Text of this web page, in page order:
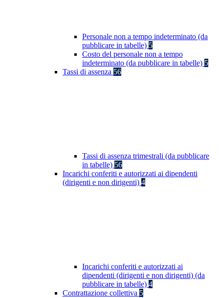
Personale non a tempo indeterminato (da
pubblicare in tabelle) 5
Costo del personale non a tempo
indeterminato (da pubblicare in tabelle) 5
Tassi di assenza 56
Tassi di assenza trimestrali (da pubblicare
in tabelle) 56
Incarichi conferiti e autorizzati ai dipendenti
(dirigenti e non dirigenti) 4
Incarichi conferiti e autorizzati ai
dipendenti (dirigenti e non dirigenti) (da
pubblicare in tabelle) 4
Contrattazione collettiva 5